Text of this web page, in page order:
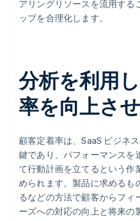
アリングリソースを流用する
ップを合理化します。
分析を利用
率を向上さ
顧客定着率は、SaaS ビジネ
鍵であり、パフォーマンスを
て行動計画を立てるという作
められます。製品に求めるも
るなどの方法で顧客からフィ
ーズへの対応の向上と将来の